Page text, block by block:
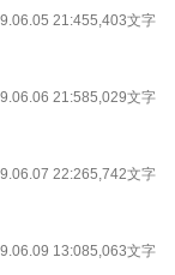
21:455,403文字
21:585,029文字
22:265,742文字
13:085,063文字